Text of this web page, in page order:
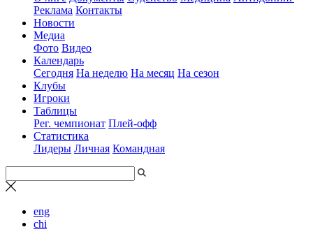
Реклама Контакты
Новости
Медиа
Фото Видео
Календарь
Сегодня На неделю На месяц На сезон
Клубы
Игроки
Таблицы
Рег. чемпионат Плей-офф
Статистика
Лидеры Личная Командная
eng
chi